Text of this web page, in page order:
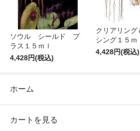
ソウル シールド プ
ラス１５ｍｌ
4,428円(税込)
クリアリング
シング１５ｍ
4,428円(税込)
ホーム
カートを見る